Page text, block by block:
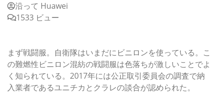
沿って Huawei
1533 ビュー
まず戦闘服。自衛隊はいまだにビニロンを使っている。こ
の難燃性ビニロン混紡の戦闘服は色落ちが激しいことでよ
く知られている。2017年には公正取引委員会の調査で納
入業者であるユニチカとクラレの談合が認められた。